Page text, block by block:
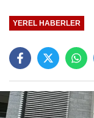
YEREL HABERLER